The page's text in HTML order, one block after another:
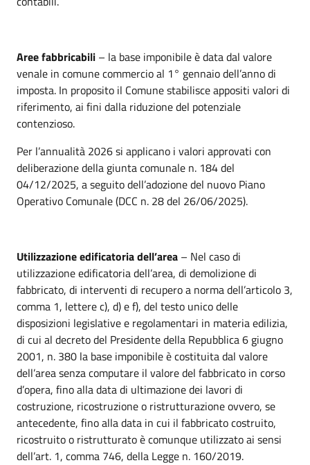
Aree fabbricabili – la base imponibile è data dal valore
venale in comune commercio al 1° gennaio dell’anno di
imposta. In proposito il Comune stabilisce appositi valori di
riferimento, ai fini dalla riduzione del potenziale
contenzioso.
Per l’annualità 2026 si applicano i valori approvati con
deliberazione della giunta comunale n. 184 del
04/12/2025, a seguito dell’adozione del nuovo Piano
Operativo Comunale (DCC n. 28 del 26/06/2025).
Utilizzazione edificatoria dell’area – Nel caso di
utilizzazione edificatoria dell’area, di demolizione di
fabbricato, di interventi di recupero a norma dell’articolo 3,
comma 1, lettere c), d) e f), del testo unico delle
disposizioni legislative e regolamentari in materia edilizia,
di cui al decreto del Presidente della Repubblica 6 giugno
2001, n. 380 la base imponibile è costituita dal valore
dell’area senza computare il valore del fabbricato in corso
d’opera, fino alla data di ultimazione dei lavori di
costruzione, ricostruzione o ristrutturazione ovvero, se
antecedente, fino alla data in cui il fabbricato costruito,
ricostruito o ristrutturato è comunque utilizzato ai sensi
dell’art. 1, comma 746, della Legge n. 160/2019.